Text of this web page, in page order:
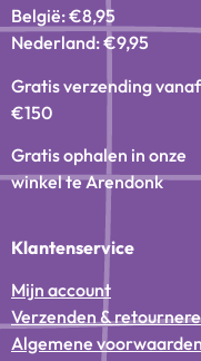
België: €8,95
Nederland: €9,95
Gratis verzending vanaf
€150
Gratis ophalen in onze
winkel te Arendonk
Klantenservice
Mijn account
Verzenden &
Algemene voorwaarden